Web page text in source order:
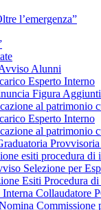
l’emergenza”
Alunni
Esperto Interno
Figura
al patrimonio
Esperto Interno
al patrimonio
esiti procedura
Selezione per
Esiti Procedura
Commissione